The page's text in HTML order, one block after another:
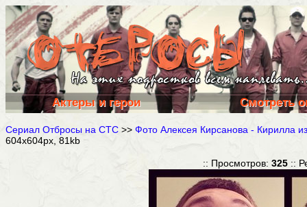
Актеры и герои Смотреть
Сериал Отбросы на СТС >> Фото Алексея Кирсанова - Кирилла
604x604px, 81kb
:: Просмотров: 325 ::